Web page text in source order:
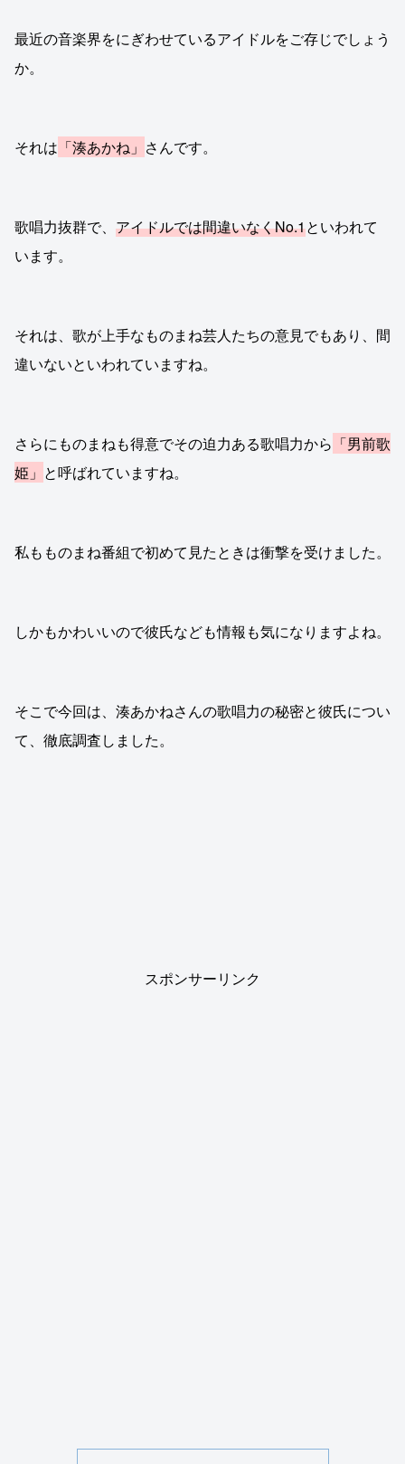
最近の音楽界をにぎわせているアイドルをご存じでしょう
か。
それは 「湊あかね」 さんです。
歌唱力抜群で、 アイドルでは間違いなくNo.1といわれて
います。
それは、歌が上手なものまね芸人たちの意見でもあり、間
違いないといわれていますね。
さらにものまねも得意でその迫力ある歌唱力から 「男前歌
姫」 と呼ばれていますね。
私もものまね番組で初めて見たときは衝撃を受けました。
しかもかわいいので彼氏なども情報も気になりますよね。
そこで今回は、湊あかねさんの歌唱力の秘密と彼氏につい
て、徹底調査しました。
スポンサーリンク